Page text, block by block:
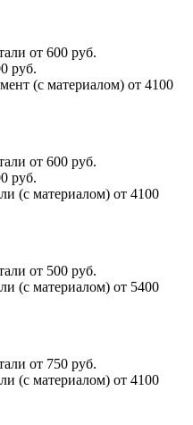
от 600 руб.
руб.
(с материалом) от 4100
от 600 руб.
руб.
(с материалом) от 4100
от 500 руб.
(с материалом) от 5400
от 750 руб.
(с материалом) от 4100